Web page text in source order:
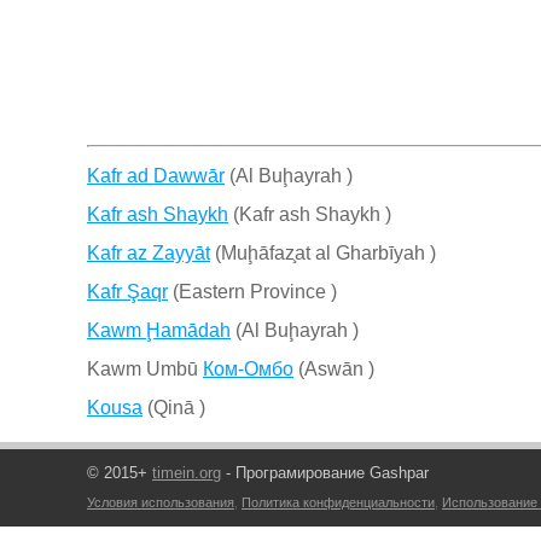
Kafr ad Dawwār (Al Buḩayrah )
Kafr ash Shaykh (Kafr ash Shaykh )
Kafr az Zayyāt(Muḩāfaz̧at al Gharbīyah )
Kafr Şaqr (Eastern Province )
Kawm Ḩamādah (Al Buḩayrah )
Kawm Umbū Ком-Омбо (Aswān )
Kousa (Qinā )
© 2015+ timein.org - Програмирование Gashpar
Условия использования, Политика конфиденциальности, Использование